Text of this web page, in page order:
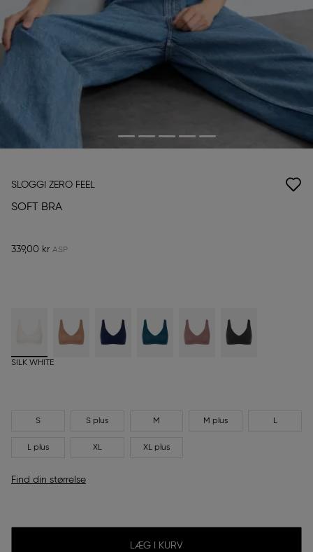
SLOGGI ZERO FEEL
SOFT BRA
339,00 kr
SILK WHITE
S S plus M M plus L
L plus XL XL plus
Find din størrelse
LÆG I KURV